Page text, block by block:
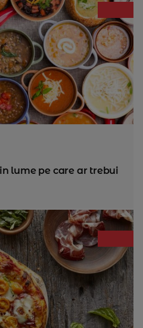
lume pe care ar trebui